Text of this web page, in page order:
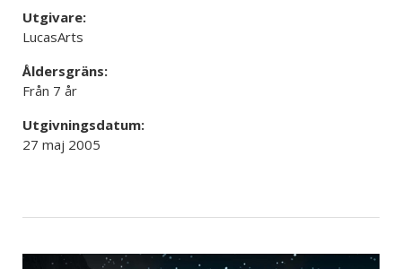
Utgivare:
LucasArts
Åldersgräns:
Från 7 år
Utgivningsdatum:
27 maj 2005